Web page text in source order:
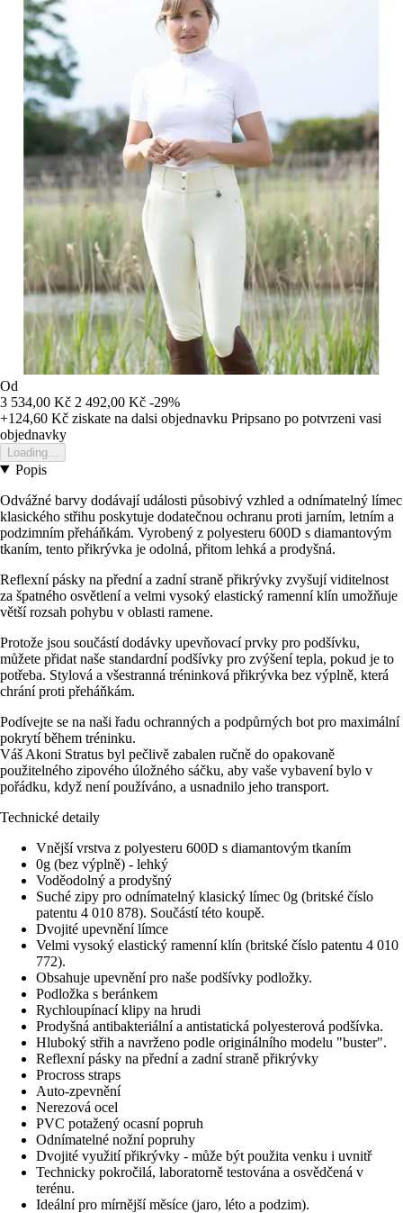
Od
3 534,00 Kč 2 492,00 Kč -29%
+124,60 Kč ziskate na dalsi objednavku Pripsano po potvrzeni vasi
objednavky
Loading...
Popis
Odvážné barvy dodávají události působivý vzhled a odnímatelný límec
klasického střihu poskytuje dodatečnou ochranu proti jarním, letním a
podzimním přeháňkám. Vyrobený z polyesteru 600D s diamantovým
tkaním, tento přikrývka je odolná, přitom lehká a prodyšná.
Reflexní pásky na přední a zadní straně přikrývky zvyšují viditelnost
za špatného osvětlení a velmi vysoký elastický ramenní klín umožňuje
větší rozsah pohybu v oblasti ramene.
Protože jsou součástí dodávky upevňovací prvky pro podšívku,
můžete přidat naše standardní podšívky pro zvýšení tepla, pokud je to
potřeba. Stylová a všestranná tréninková přikrývka bez výplně, která
chrání proti přeháňkám.
Podívejte se na naši řadu ochranných a podpůrných bot pro maximální
pokrytí během tréninku.
Váš Akoni Stratus byl pečlivě zabalen ručně do opakovaně
použitelného zipového úložného sáčku, aby vaše vybavení bylo v
pořádku, když není používáno, a usnadnilo jeho transport.
Technické detaily
Vnější vrstva z polyesteru 600D s diamantovým tkaním
0g (bez výplně) - lehký
Voděodolný a prodyšný
Suché zipy pro odnímatelný klasický límec 0g (britské číslo
patentu 4 010 878). Součástí této koupě.
Dvojité upevnění límce
Velmi vysoký elastický ramenní klín (britské číslo patentu 4 010
772).
Obsahuje upevnění pro naše podšívky podložky.
Podložka s beránkem
Rychloupínací klipy na hrudi
Prodyšná antibakteriální a antistatická polyesterová podšívka.
Hluboký střih a navrženo podle originálního modelu "buster".
Reflexní pásky na přední a zadní straně přikrývky
Procross straps
Auto-zpevnění
Nerezová ocel
PVC potažený ocasní popruh
Odnímatelné nožní popruhy
Dvojité využití přikrývky - může být použita venku i uvnitř
Technicky pokročilá, laboratorně testována a osvědčená v
terénu.
Ideální pro mírnější měsíce (jaro, léto a podzim).